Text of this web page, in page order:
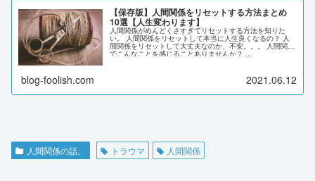
【保存版】人間関係をリセットする方法まとめ
10選【人生変わります】
人間関係がめんどくさすぎてリセットする方法を知りた
い。 人間関係をリセットして本当に人生良くなるの？ 人
間関係をリセットして大丈夫なのか、不安。。。 人間関係
でこんなことを感じることありませんか？ ...
blog-foolish.com 2021.06.12
人間関係の話。 トラウマ 人間関係